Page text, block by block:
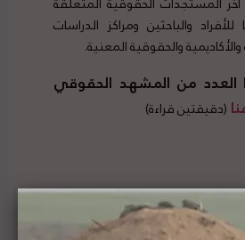
والباحثين ومراكز الدراسات
والحقوقية المعنية.
العدد من المشهد الحقوقي
(دقيقتين قراءة)